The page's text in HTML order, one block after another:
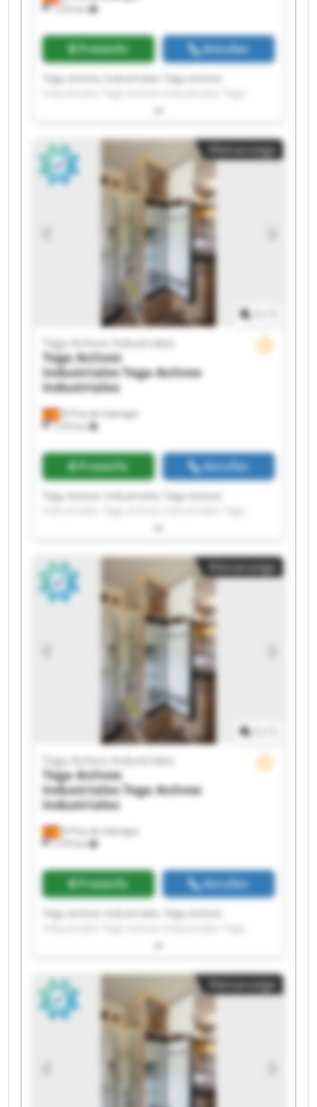
1.270 km
Preisinfo Anrufen
Tega Activos Industriales Tega Activos
Activos Industriales Tega Activos Industriales
Industriales Tega Activos Industriales Tega
Activos Industriales Tega Activos Industriales
Tega Activos Industriales Tega Activos
Industriales Tega Activos Industriales Tega
Activos Industriales Tega Activos Industriales
Tega Activos Industriales Tega Activos
Industriales Tega Activos Industriales Tega
Activos Industriales Tega Activos Industriales
Kleinanzeige
El Prat de Llobregat
1.270 km
Tega Activos Industriales
Tega Activos
Industriales Tega Activos
Industriales
Preisinfo Anrufen
Tega Activos Industriales Tega Activos
Activos Industriales Tega Activos Industriales
Industriales Tega Activos Industriales Tega
Activos Industriales Tega Activos Industriales
Tega Activos Industriales Tega Activos
Industriales Tega Activos Industriales Tega
Activos Industriales Tega Activos Industriales
Tega Activos Industriales Tega Activos
Industriales Tega Activos Industriales Tega
Activos Industriales Tega Activos Industriales
Kleinanzeige
El Prat de Llobregat
1.270 km
Tega Activos Industriales
Tega Activos
Industriales Tega Activos
Industriales
Preisinfo Anrufen
Tega Activos Industriales Tega Activos
Activos Industriales Tega Activos Industriales
Industriales Tega Activos Industriales Tega
Activos Industriales Tega Activos Industriales
Tega Activos Industriales Tega Activos
Industriales Tega Activos Industriales Tega
Activos Industriales Tega Activos Industriales
Tega Activos Industriales Tega Activos
Industriales Tega Activos Industriales Tega
Activos Industriales Tega Activos Industriales
Kleinanzeige